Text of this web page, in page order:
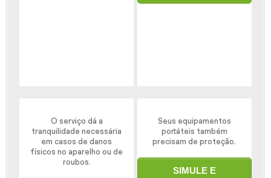
O serviço dá a
tranquilidade necessária
em casos de danos
físicos no aparelho ou de
roubos.
Seus equipamentos
portáteis também
precisam de proteção.
SIMULE E